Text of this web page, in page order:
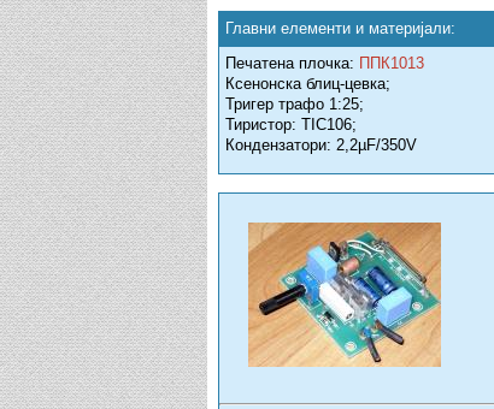
Главни елементи и материјали:
Печатена плочка: ППК1013
Ксенонска блиц-цевка;
Тригер трафо 1:25;
Тиристор: TIC106;
Кондензатори: 2,2µF/350V